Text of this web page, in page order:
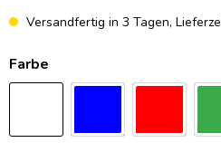
Versandfertig in 3 Tagen,
Farbe